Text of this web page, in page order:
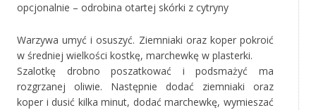
opcjonalnie – odrobina otartej skórki z cytryny
Warzywa umyć i osuszyć. Ziemniaki oraz koper pokroić
w średniej wielkości kostkę, marchewkę w plasterki.
Szalotkę drobno poszatkować i podsmażyć ma
rozgrzanej oliwie. Następnie dodać ziemniaki oraz
koper i dusić kilka minut, dodać marchewkę, wymieszać